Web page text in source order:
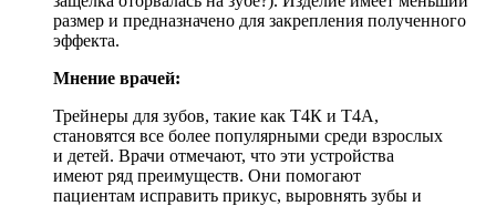
размер и предназначено для закрепления полученного
эффекта.
Мнение врачей:
Трейнеры для зубов, такие как Т4К и Т4А,
становятся все более популярными среди взрослых
и детей. Врачи отмечают, что эти устройства
имеют ряд преимуществ. Они помогают
пациентам исправить прикус, выровнять зубы и